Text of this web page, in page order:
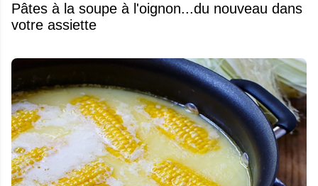
Pâtes à la soupe à l'oignon...du nouveau dans
votre assiette